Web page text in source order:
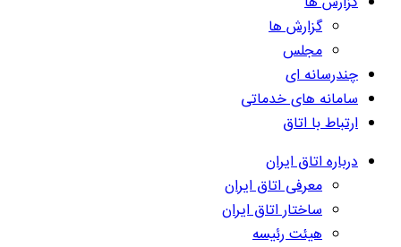
گزارش ها
مجلس
چندرسانه ای
سامانه های خدماتی
ارتباط با اتاق
درباره اتاق ایران
معرفی اتاق ایران
ساختار اتاق ایران
هیئت رئیسه